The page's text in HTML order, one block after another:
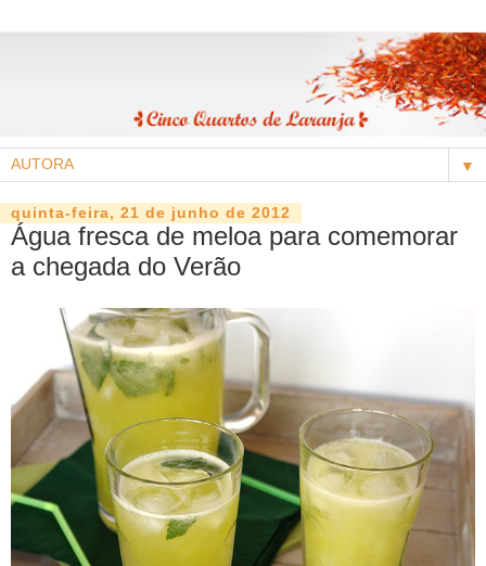
▼
quinta-feira, 21 de junho de 2012
Água fresca de meloa para comemorar
a chegada do Verão